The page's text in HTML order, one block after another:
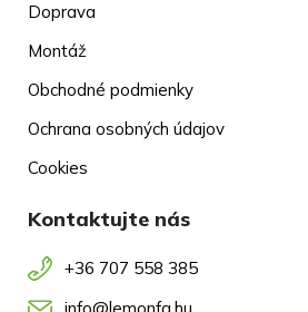
Doprava
Montáž
Obchodné podmienky
Ochrana osobných údajov
Cookies
Kontaktujte nás
+36 707 558 385